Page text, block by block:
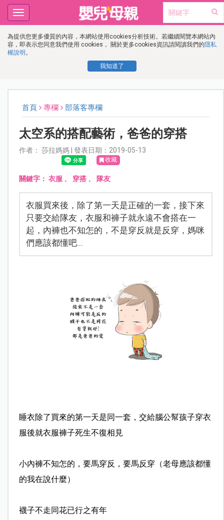
為提供您更多優質的內容，本網站使用cookies分析技術。若繼續閱覽本網站內
容，即表示您同意我們使用 cookies， 關於更多cookies資訊請閱讀我們的隱私
權說明 。
我知道了
Toggle
navigation
首頁 專欄 部落客專欄
太空系的搭配藝術，爸爸的穿搭
作者： 莎拉媽媽 | 發表日期：2019-05-13
收藏
關鍵字： 衣服 、 穿搭、 隊友
衣服買來後，除了第一天是正確的一套，接下來
只要交給隊友，衣服和褲子就永遠不會搭在一
起，內褲也不知怎的，不是穿反就是反穿，媽咪
們應該都懂吧...
睡衣除了買來的第一天是同一套，交給腦公幫孩子穿衣
服後就衣服褲子死生不復相見
小內褲不知怎的，要馬穿反，要馬反穿（老母應該都懂
的我在說什麼）
襪子不走同花已行之有年